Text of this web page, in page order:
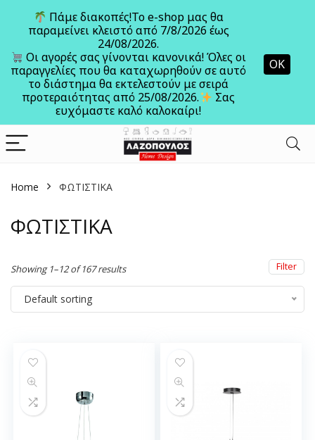
Home ΦΩΤΙΣΤΙΚΑ
ΦΩΤΙΣΤΙΚΑ
Filter
Showing 1–12 of 167 results
Default sorting
Πάμε διακοπές!Το e-shop μας θα
παραμείνει κλειστό από 7/8/2026 έως
24/08/2026.
Οι αγορές σας γίνονται κανονικά! Όλες οι
παραγγελίες που θα καταχωρηθούν σε αυτό
το διάστημα θα εκτελεστούν με σειρά
προτεραιότητας από 25/08/2026.
Σας
ευχόμαστε καλό καλοκαίρι!
ΟΚ